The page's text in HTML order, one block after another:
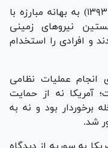
آمریکا در سپتامبر ۲۰۱۴ (شهریور/مهر ۱۳۹۳) به بهانه مبارزه با
نیرو‌های زمینی
سوریه شدند و افرادی را استخدام
انجام عملیات نظامی
آمریکا نه از حمایت
برخوردار بود و نه به
شد.